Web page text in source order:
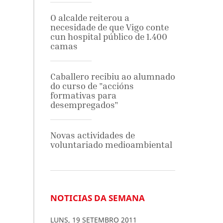
O alcalde reiterou a
necesidade de que Vigo conte
cun hospital público de 1.400
camas
Caballero recibiu ao alumnado
do curso de "accións
formativas para
desempregados"
Novas actividades de
voluntariado medioambiental
NOTICIAS DA SEMANA
LUNS, 19 SETEMBRO 2011